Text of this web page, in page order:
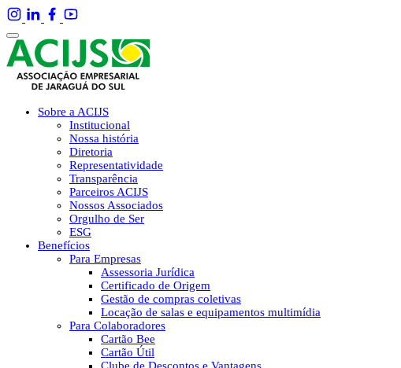
Sobre a ACIJS
Institucional
Nossa história
Diretoria
Representatividade
Transparência
Parceiros ACIJS
Nossos Associados
Orgulho de Ser
ESG
Benefícios
Para Empresas
Assessoria Jurídica
Certificado de Origem
Gestão de compras coletivas
Locação de salas e equipamentos multimídia
Para Colaboradores
Cartão Bee
Cartão Útil